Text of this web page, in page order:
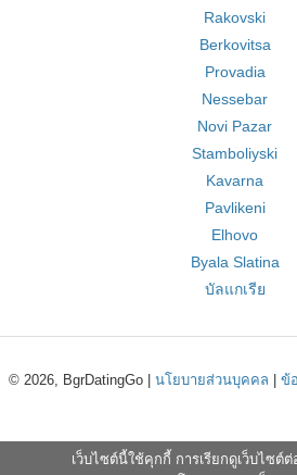
Rakovski
Berkovitsa
Provadia
Nessebar
Novi Pazar
Stamboliyski
Kavarna
Pavlikeni
Elhovo
Byala Slatina
บัลแกเรีย
© 2026, BgrDatingGo | นโยบายส่วนบุคคล ข้
เว็บไซต์นี้ใช้คุกกี้ การเรียกดูเว็บไซต์